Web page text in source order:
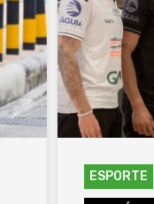
ESPORTE